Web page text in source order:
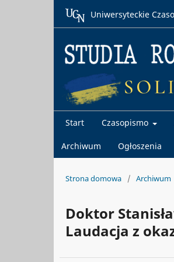
Start Czasopismo
Archiwum Ogłoszenia
Uniwersyteckie
Strona domowa / Archiwum
Doktor
Laudacja z